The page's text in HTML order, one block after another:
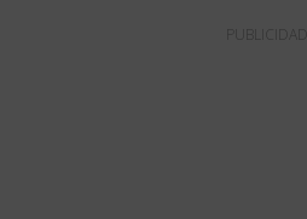
PUBLICIDADE